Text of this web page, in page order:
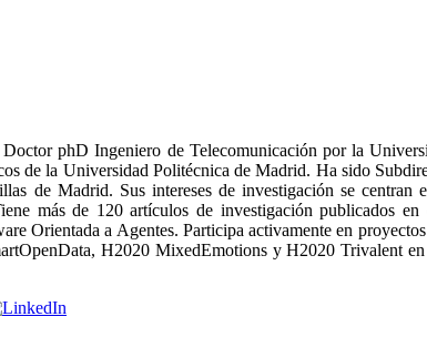
Doctor phD Ingeniero de Telecomunicación por la
de la Universidad Politécnica de Madrid. Ha sido
de Madrid. Sus intereses de investigación se centran
más de 120 artículos de investigación publicados
Orientada a Agentes. Participa activamente en
H2020 MixedEmotions y H2020 Trivalent